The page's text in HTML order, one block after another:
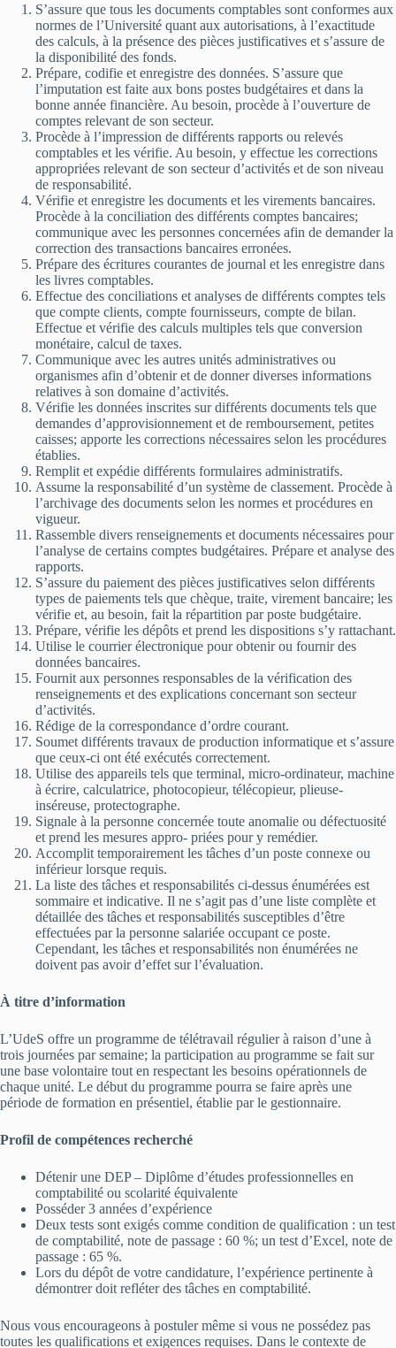
S’assure que tous les documents comptables sont conformes aux
normes de l’Université quant aux autorisations, à l’exactitude
des calculs, à la présence des pièces justificatives et s’assure de
la disponibilité des fonds.
Prépare, codifie et enregistre des données. S’assure que
l’imputation est faite aux bons postes budgétaires et dans la
bonne année financière. Au besoin, procède à l’ouverture de
comptes relevant de son secteur.
Procède à l’impression de différents rapports ou relevés
comptables et les vérifie. Au besoin, y effectue les corrections
appropriées relevant de son secteur d’activités et de son niveau
de responsabilité.
Vérifie et enregistre les documents et les virements bancaires.
Procède à la conciliation des différents comptes bancaires;
communique avec les personnes concernées afin de demander la
correction des transactions bancaires erronées.
Prépare des écritures courantes de journal et les enregistre dans
les livres comptables.
Effectue des conciliations et analyses de différents comptes tels
que compte clients, compte fournisseurs, compte de bilan.
Effectue et vérifie des calculs multiples tels que conversion
monétaire, calcul de taxes.
Communique avec les autres unités administratives ou
organismes afin d’obtenir et de donner diverses informations
relatives à son domaine d’activités.
Vérifie les données inscrites sur différents documents tels que
demandes d’approvisionnement et de remboursement, petites
caisses; apporte les corrections nécessaires selon les procédures
établies.
Remplit et expédie différents formulaires administratifs.
Assume la responsabilité d’un système de classement. Procède à
l’archivage des documents selon les normes et procédures en
vigueur.
Rassemble divers renseignements et documents nécessaires pour
l’analyse de certains comptes budgétaires. Prépare et analyse des
rapports.
S’assure du paiement des pièces justificatives selon différents
types de paiements tels que chèque, traite, virement bancaire; les
vérifie et, au besoin, fait la répartition par poste budgétaire.
Prépare, vérifie les dépôts et prend les dispositions s’y rattachant.
Utilise le courrier électronique pour obtenir ou fournir des
données bancaires.
Fournit aux personnes responsables de la vérification des
renseignements et des explications concernant son secteur
d’activités.
Rédige de la correspondance d’ordre courant.
Soumet différents travaux de production informatique et s’assure
que ceux-ci ont été exécutés correctement.
Utilise des appareils tels que terminal, micro-ordinateur, machine
à écrire, calculatrice, photocopieur, télécopieur, plieuse-
inséreuse, protectographe.
Signale à la personne concernée toute anomalie ou défectuosité
et prend les mesures appro- priées pour y remédier.
Accomplit temporairement les tâches d’un poste connexe ou
inférieur lorsque requis.
La liste des tâches et responsabilités ci-dessus énumérées est
sommaire et indicative. Il ne s’agit pas d’une liste complète et
détaillée des tâches et responsabilités susceptibles d’être
effectuées par la personne salariée occupant ce poste.
Cependant, les tâches et responsabilités non énumérées ne
doivent pas avoir d’effet sur l’évaluation.
À titre d’information
L’UdeS offre un programme de télétravail régulier à raison d’une à
trois journées par semaine; la participation au programme se fait sur
une base volontaire tout en respectant les besoins opérationnels de
chaque unité. Le début du programme pourra se faire après une
période de formation en présentiel, établie par le gestionnaire.
Profil de compétences recherché
Détenir une DEP – Diplôme d’études professionnelles en
comptabilité ou scolarité équivalente
Posséder 3 années d’expérience
Deux tests sont exigés comme condition de qualification : un test
de comptabilité, note de passage : 60 %; un test d’Excel, note de
passage : 65 %.
Lors du dépôt de votre candidature, l’expérience pertinente à
démontrer doit refléter des tâches en comptabilité.
Nous vous encourageons à postuler même si vous ne possédez pas
toutes les qualifications et exigences requises. Dans le contexte de